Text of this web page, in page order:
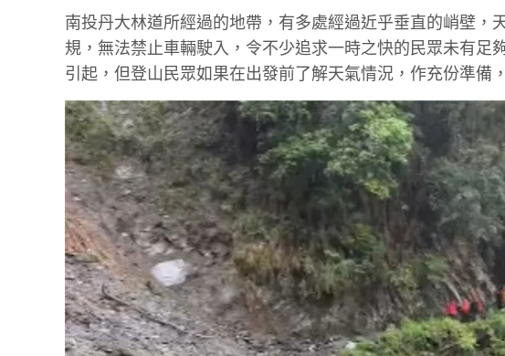
南投丹大林道所經過的地帶，有多處經過近乎垂直的峭壁，
規，無法禁止車輛駛入，令不少追求一時之快的民眾未有足
引起，但登山民眾如果在出發前了解天氣情況，作充份準備